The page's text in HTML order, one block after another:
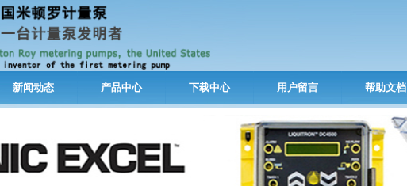
新闻动态 产品中心 下载中心 用户留言 帮助文档